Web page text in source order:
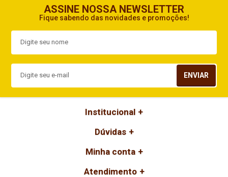
ASSINE NOSSA NEWSLETTER
Fique sabendo das novidades e promoções!
ENVIAR
Institucional
Dúvidas
Minha conta
Atendimento